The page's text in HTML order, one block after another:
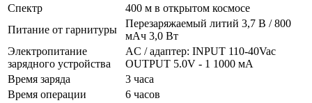
Спектр
400 м в открытом космосе
Питание от гарнитуры
Перезаряжаемый литий 3,7 В / 800
мАч 3,0 Вт
Электропитание
зарядного устройства
AC / адаптер: INPUT 110-40Vac
OUTPUT 5.0V - 1 1000 мА
Время заряда
3 часа
Время операции
6 часов